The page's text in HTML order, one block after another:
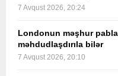
7 Avqust 2026, 20:24
Londonun məşhur
məhdudlaşdırıla bilər
7 Avqust 2026, 20:10